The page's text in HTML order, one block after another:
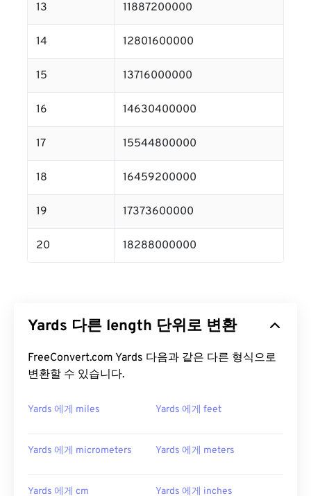
13 11887200000
14 12801600000
15 13716000000
16 14630400000
17 15544800000
18 16459200000
19 17373600000
20 18288000000
Yards 다른 length 단위로 변환
FreeConvert.com Yards 다음과 같은 다른 형식으로
변환할 수 있습니다.
Yards 에게 miles Yards 에게 feet
Yards 에게 micrometers Yards 에게 meters
Yards 에게 cm Yards 에게 inches